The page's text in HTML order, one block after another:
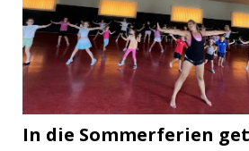
In die Sommerferien